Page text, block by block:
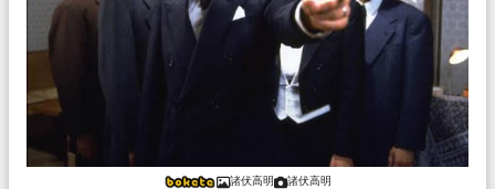
諸伏高明 諸伏高明